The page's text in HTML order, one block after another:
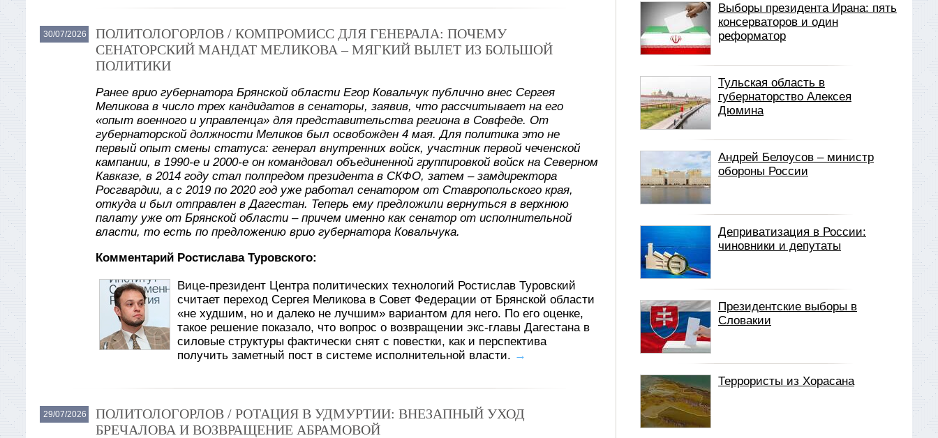
30/07/2026
ПОЛИТОЛОГОРЛОВ / КОМПРОМИСС ДЛЯ ГЕНЕРАЛА: ПОЧЕМУ
СЕНАТОРСКИЙ МАНДАТ МЕЛИКОВА – МЯГКИЙ ВЫЛЕТ ИЗ БОЛЬШОЙ
ПОЛИТИКИ
Ранее врио губернатора Брянской области Егор Ковальчук публично внес Сергея
Меликова в число трех кандидатов в сенаторы, заявив, что рассчитывает на его
«опыт военного и управленца» для представительства региона в Совфеде. От
губернаторской должности Меликов был освобожден 4 мая. Для политика это не
первый опыт смены статуса: генерал внутренних войск, участник первой чеченской
кампании, в 1990-е и 2000-е он командовал объединенной группировкой войск на Северном
Кавказе, в 2014 году стал полпредом президента в СКФО, затем – замдиректора
Росгвардии, а с 2019 по 2020 год уже работал сенатором от Ставропольского края,
откуда и был отправлен в Дагестан. Теперь ему предложили вернуться в верхнюю
палату уже от Брянской области – причем именно как сенатор от исполнительной
власти, то есть по предложению врио губернатора Ковальчука.
Комментарий Ростислава Туровского:
Вице-президент Центра политических технологий Ростислав Туровский
считает переход Сергея Меликова в Совет Федерации от Брянской области
«не худшим, но и далеко не лучшим» вариантом для него. По его оценке,
такое решение показало, что вопрос о возвращении экс-главы Дагестана в
силовые структуры фактически снят с повестки, как и перспектива
получить заметный пост в системе исполнительной власти. →
29/07/2026
ПОЛИТОЛОГОРЛОВ / РОТАЦИЯ В УДМУРТИИ: ВНЕЗАПНЫЙ УХОД
БРЕЧАЛОВА И ВОЗВРАЩЕНИЕ АБРАМОВОЙ
Выборы президента Ирана: пять
консерваторов и один
реформатор
Тульская область в
губернаторство Алексея
Дюмина
Андрей Белоусов – министр
обороны России
Деприватизация в России:
чиновники и депутаты
Президентские выборы в
Словакии
Террористы из Хорасана